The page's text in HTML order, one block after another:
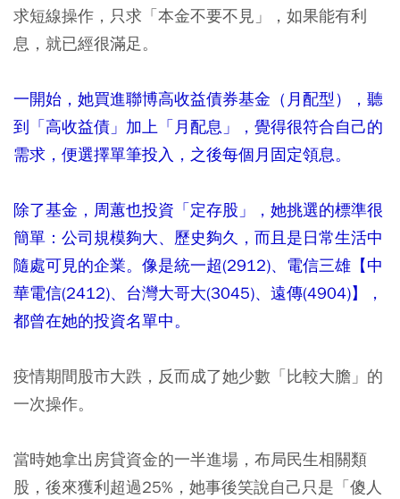
求短線操作，只求「本金不要不見」，如果能有利
息，就已經很滿足。
一開始，她買進聯博高收益債券基金（月配型），聽
到「高收益債」加上「月配息」，覺得很符合自己的
需求，便選擇單筆投入，之後每個月固定領息。
除了基金，周蕙也投資「定存股」，她挑選的標準很
簡單：公司規模夠大、歷史夠久，而且是日常生活中
隨處可見的企業。像是統一超(2912)、電信三雄【中
華電信(2412)​、台灣大哥大(3045)​、遠傳(4904)】，
都曾在她的投資名單中。
疫情期間股市大跌，反而成了她少數「比較大膽」的
一次操作。
當時她拿出房貸資金的一半進場，布局民生相關類
股，後來獲利超過25%，她事後笑說自己只是「傻人